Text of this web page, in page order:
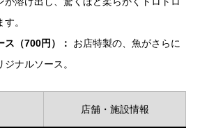
。
ス（700円）：
お店特製の、魚がさらに
ナルソース。
店舗・施設情報